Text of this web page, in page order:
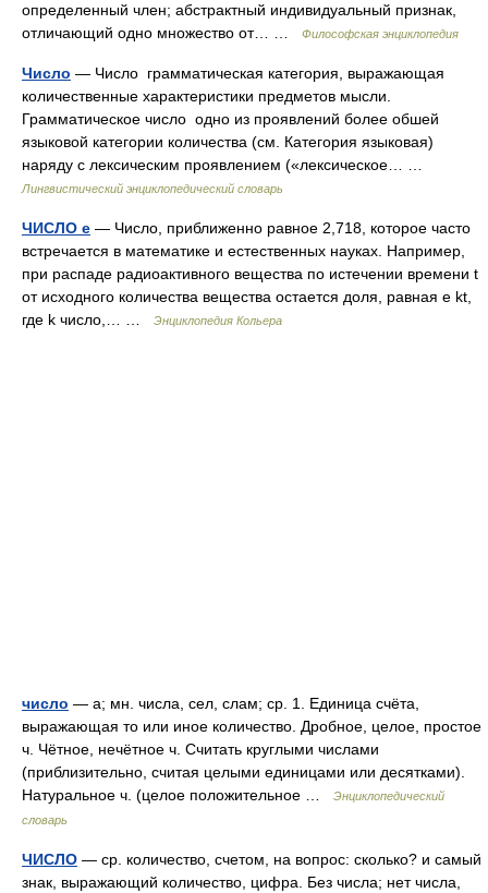
определенный член; абстрактный индивидуальный признак,
отличающий одно множество от… …
Философская энциклопедия
Число — Число грамматическая категория, выражающая
количественные характеристики предметов мысли.
Грамматическое число одно из проявлений более обшей
языковой категории количества (см. Категория языковая)
наряду с лексическим проявлением («лексическое… …
Лингвистический энциклопедический словарь
ЧИСЛО e — Число, приближенно равное 2,718, которое часто
встречается в математике и естественных науках. Например,
при распаде радиоактивного вещества по истечении времени t
от исходного количества вещества остается доля, равная e kt,
где k число,… …
Энциклопедия Кольера
число — а; мн. числа, сел, слам; ср. 1. Единица счёта,
выражающая то или иное количество. Дробное, целое, простое
ч. Чётное, нечётное ч. Считать круглыми числами
(приблизительно, считая целыми единицами или десятками).
Натуральное ч. (целое положительное …
Энциклопедический
словарь
ЧИСЛО — ср. количество, счетом, на вопрос: сколько? и самый
знак, выражающий количество, цифра. Без числа; нет числа,